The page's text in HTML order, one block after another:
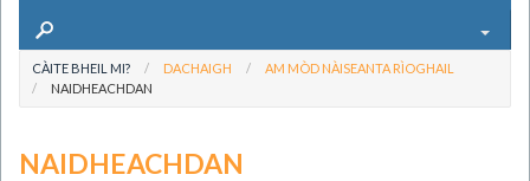
CÀITE BHEIL MI? DACHAIGH
AM MÒD NÀISEANTA RÌOGHAIL
NAIDHEACHDAN
NAIDHEACHDAN